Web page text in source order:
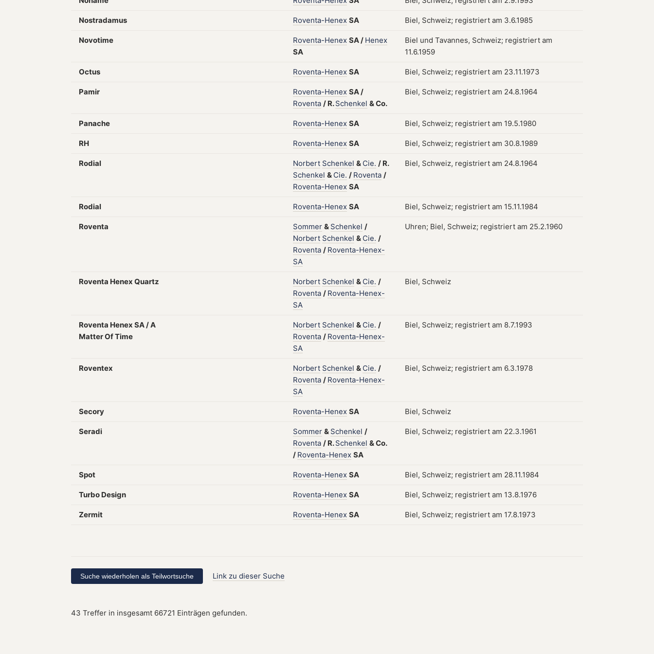
Nostradamus Roventa-Henex SA Biel, Schweiz; registriert am 3.6.1985
Novotime Roventa-Henex SA/ Henex
SA
Biel und Tavannes, Schweiz; registriert am
11.6.1959
Octus Roventa-Henex SA Biel, Schweiz; registriert am 23.11.1973
Pamir Roventa-Henex SA/
Roventa / R.Schenkel &Co.
Biel, Schweiz; registriert am 24.8.1964
Panache Roventa-Henex SA Biel, Schweiz; registriert am 19.5.1980
RH Roventa-Henex SA Biel, Schweiz; registriert am 30.8.1989
Rodial Norbert Schenkel & Cie. / R.
Schenkel & Cie. / Roventa /
Roventa-Henex SA
Biel, Schweiz, registriert am 24.8.1964
Rodial Roventa-Henex SA Biel, Schweiz; registriert am 15.11.1984
Roventa Sommer & Schenkel /
Norbert Schenkel & Cie. /
Roventa / Roventa-Henex-
SA
Uhren; Biel, Schweiz; registriert am 25.2.1960
Roventa Henex Quartz Norbert Schenkel & Cie. /
Roventa / Roventa-Henex-
SA
Biel, Schweiz
Roventa Henex SA / A
Matter Of Time
Norbert Schenkel & Cie. /
Roventa / Roventa-Henex-
SA
Biel, Schweiz; registriert am 8.7.1993
Roventex Norbert Schenkel & Cie. /
Roventa / Roventa-Henex-
SA
Biel, Schweiz; registriert am 6.3.1978
Secory Roventa-Henex SA Biel, Schweiz
Seradi Sommer & Schenkel /
Roventa / R.Schenkel &Co.
/ Roventa-Henex SA
Biel, Schweiz; registriert am 22.3.1961
Spot Roventa-Henex SA Biel, Schweiz; registriert am 28.11.1984
Turbo Design Roventa-Henex SA Biel, Schweiz; registriert am 13.8.1976
Zermit Roventa-Henex SA Biel, Schweiz; registriert am 17.8.1973
Link zu dieser Suche
43 Treffer in insgesamt 66721 Einträgen gefunden.